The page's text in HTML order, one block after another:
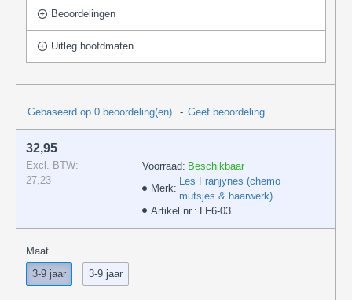
Beoordelingen
Uitleg hoofdmaten
Gebaseerd op 0 beoordeling(en). - Geef beoordeling
32,95
Excl. BTW:
27,23
Voorraad: Beschikbaar
Merk:
Les Franjynes (chemo
mutsjes & haarwerk)
Artikel nr.:
LF6-03
Maat
3-9 jaar
3-9 jaar